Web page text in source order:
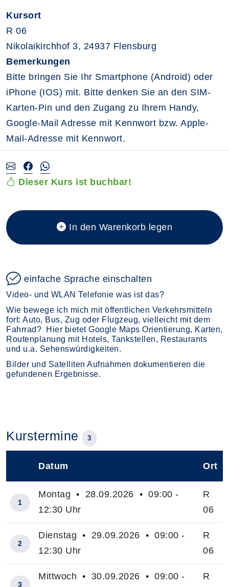
Kursort
R 06
Nikolaikirchhof 3, 24937 Flensburg
Bemerkungen
Bitte bringen Sie Ihr Smartphone (Android) oder
iPhone (IOS) mit. Bitte denken Sie an den SIM-
Karten-Pin und den Zugang zu Ihrem Handy,
Google-Mail Adresse mit Kennwort bzw. Apple-
Mail-Adresse mit Kennwort.
Dieser Kurs ist buchbar!
In den Warenkorb legen
einfache Sprache einschalten
Video- und WLAN Telefonie was ist das?
Wie bewege ich mich mit öffentlichen Verkehrsmitteln
fort: Auto, Bus, Zug oder Flugzeug, vielleicht mit dem
Fahrrad? Hier bietet Google Maps Orientierung, Karten,
Routenplanung mit Hotels, Tankstellen, Restaurants
und u.a. Sehenswürdigkeiten.
Bilder und Satelliten Aufnahmen dokumentieren die
gefundenen Ergebnisse.
Kurstermine 3
Datum Ort
1
Montag • 28.09.2026 • 09:00 -
12:30 Uhr
R
06
2
Dienstag • 29.09.2026 • 09:00 -
12:30 Uhr
R
06
3
Mittwoch • 30.09.2026 • 09:00 -
R